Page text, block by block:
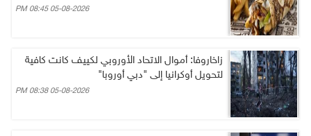
05-08-2026 08:45 PM
زاخاروفا: أموال الاتحاد الأوروبي لكييف كانت كافية
لتحويل أوكرانيا إلى "دبي أوروبا"
05-08-2026 08:38 PM